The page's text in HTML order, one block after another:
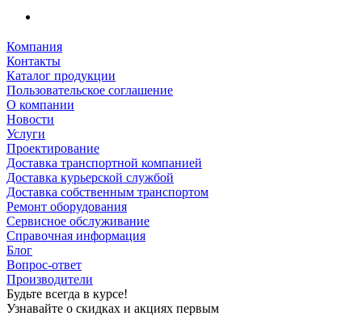
Компания
Контакты
Каталог продукции
Пользовательское соглашение
О компании
Новости
Услуги
Проектирование
Доставка транспортной компанией
Доставка курьерской службой
Доставка собственным транспортом
Ремонт оборудования
Сервисное обслуживание
Справочная информация
Блог
Вопрос-ответ
Производители
Будьте всегда в курсе!
Узнавайте о скидках и акциях первым